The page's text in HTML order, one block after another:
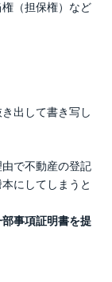
（担保権）など
出して書き写し
で不動産の登記
にしてしまうと
事項証明書を提